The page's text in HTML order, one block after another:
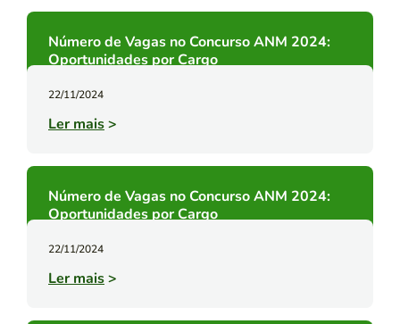
Número de Vagas no Concurso ANM 2024:
Oportunidades por Cargo
22/11/2024
Ler mais>
Número de Vagas no Concurso ANM 2024:
Oportunidades por Cargo
22/11/2024
Ler mais>